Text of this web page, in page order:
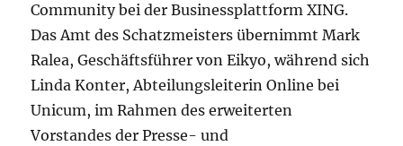
Community bei der Businessplattform XING.
Das Amt des Schatzmeisters übernimmt Mark
Ralea, Geschäftsführer von Eikyo, während sich
Linda Konter, Abteilungsleiterin Online bei
Unicum, im Rahmen des erweiterten
Vorstandes der Presse- und